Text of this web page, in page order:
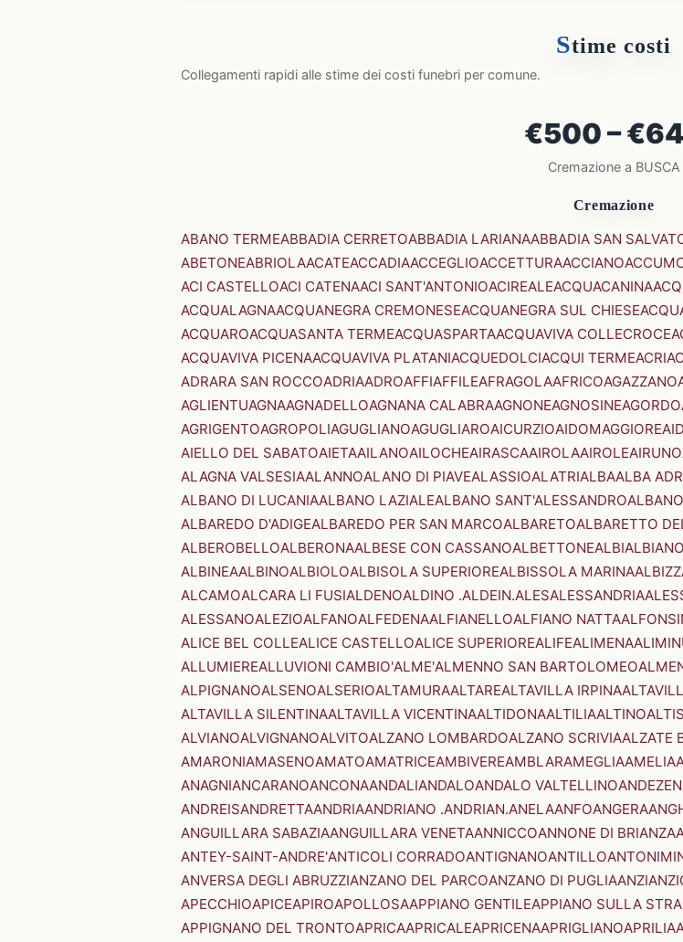
Stime costi
Collegamenti rapidi alle stime dei costi funebri per comune.
€500 –
Cremazione a BUSCA
Cremazione
ABANO TERMEABBADIA CERRETOABBADIA LARIANAABBADIA SAN
ABETONEABRIOLAACATEACCADIAACCEGLIOACCETTURAACCIANO
ACI CASTELLOACI CATENAACI SANT'ANTONIOACIREALEACQUACANINA
ACQUALAGNAACQUANEGRA CREMONESEACQUANEGRA SUL CHIESE
ACQUAROACQUASANTA TERMEACQUASPARTAACQUAVIVA COLLECROCE
ACQUAVIVA PICENAACQUAVIVA PLATANIACQUEDOLCIACQUI TERMEACRI
ADRARA SAN ROCCOADRIAADROAFFIAFFILEAFRAGOLAAFRICOAGAZZANO
AGLIENTUAGNAAGNADELLOAGNANA CALABRAAGNONEAGNOSINEAGORDO
AGRIGENTOAGROPOLIAGUGLIANOAGUGLIAROAICURZIOAIDOMAGGIORE
AIELLO DEL SABATOAIETAAILANOAILOCHEAIRASCAAIROLAAIROLEAIRUNO
ALAGNA VALSESIAALANNOALANO DI PIAVEALASSIOALATRIALBAALBA
ALBANO DI LUCANIAALBANO LAZIALEALBANO SANT'ALESSANDRO
ALBAREDO D'ADIGEALBAREDO PER SAN MARCOALBARETOALBARETTO
ALBEROBELLOALBERONAALBESE CON CASSANOALBETTONEALBIALBIANO
ALBINEAALBINOALBIOLOALBISOLA SUPERIOREALBISSOLA MARINA
ALCAMOALCARA LI FUSIALDENOALDINO .ALDEIN.ALESALESSANDRIA
ALESSANOALEZIOALFANOALFEDENAALFIANELLOALFIANO NATTA
ALICE BEL COLLEALICE CASTELLOALICE SUPERIOREALIFEALIMENA
ALLUMIEREALLUVIONI CAMBIO'ALME'ALMENNO SAN BARTOLOMEO
ALPIGNANOALSENOALSERIOALTAMURAALTAREALTAVILLA IRPINA
ALTAVILLA SILENTINAALTAVILLA VICENTINAALTIDONAALTILIAALTINO
ALVIANOALVIGNANOALVITOALZANO LOMBARDOALZANO SCRIVIAALZATE
AMARONIAMASENOAMATOAMATRICEAMBIVEREAMBLARAMEGLIAAMELIA
ANAGNIANCARANOANCONAANDALIANDALOANDALO VALTELLINO
ANDREISANDRETTAANDRIAANDRIANO .ANDRIAN.ANELAANFOANGERA
ANGUILLARA SABAZIAANGUILLARA VENETAANNICCOANNONE DI BRIANZA
ANTEY-SAINT-ANDRE'ANTICOLI CORRADOANTIGNANOANTILLO
ANVERSA DEGLI ABRUZZIANZANO DEL PARCOANZANO DI PUGLIAANZI
APECCHIOAPICEAPIROAPOLLOSAAPPIANO GENTILEAPPIANO SULLA
APPIGNANO DEL TRONTOAPRICAAPRICALEAPRICENAAPRIGLIANOAPRILIA